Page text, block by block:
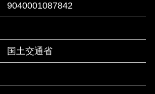
9040001087842
国土交通省